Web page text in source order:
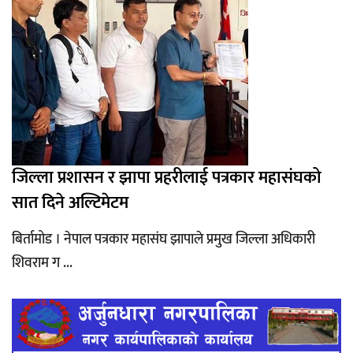
जिल्ला प्रशासन र झापा प्रहरीलाई पत्रकार महासंघको
सात दिने अल्टिमेटम
बिर्तामोड । नेपाल पत्रकार महासंघ झापाले प्रमुख जिल्ला अधिकारी
शिवराम ग ...